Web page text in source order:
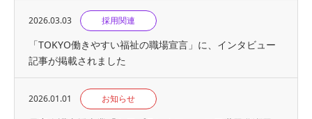
2026.03.03 採用関連
「TOKYO働きやすい福祉の職場宣言」に、インタビュー
記事が掲載されました
2026.01.01 お知らせ